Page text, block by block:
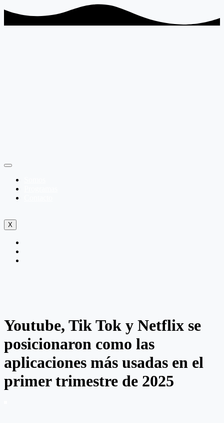
X
Youtube, Tik Tok y Netflix se
posicionaron como las
aplicaciones más usadas en el
primer trimestre de 2025